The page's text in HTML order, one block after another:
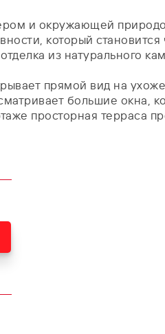
и окружающей
который становится
из натурального
прямой вид на
большие окна,
просторная терраса